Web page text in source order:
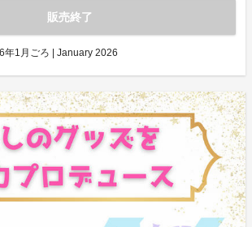
販売終了
年1月ごろ | January 2026